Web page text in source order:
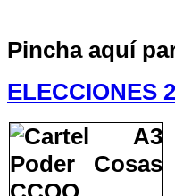
Pincha aquí
ELECCIONES